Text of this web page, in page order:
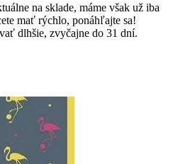
na sklade, máme však už iba
mať rýchlo, ponáhľajte sa!
dlhšie, zvyčajne do 31 dní.